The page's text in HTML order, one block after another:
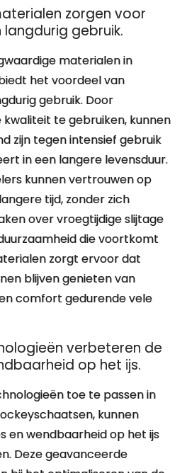
zorgen voor
gebruik.
materialen in
het voordeel van
gebruik. Door
te gebruiken, kunnen
zijn tegen intensief gebruik
in een langere levensduur.
kunnen vertrouwen op
tijd, zonder zich
over vroegtijdige slijtage
die voortkomt
zorgt ervoor dat
blijven genieten van
comfort gedurende vele
verbeteren de
op het ijs.
toe te passen in
kunnen
en wendbaarheid op het ijs
Deze geavanceerde